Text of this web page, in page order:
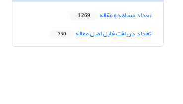
تعداد مشاهده مقاله 1,269
تعداد دریافت فایل اصل مقاله 760